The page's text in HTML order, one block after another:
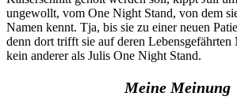
ungewollt, vom One Night Stand, von dem
Namen kennt. Tja, bis sie zu einer neuen
denn dort trifft sie auf deren Lebensgefährten
kein anderer als Julis One Night Stand.
Meine Meinung